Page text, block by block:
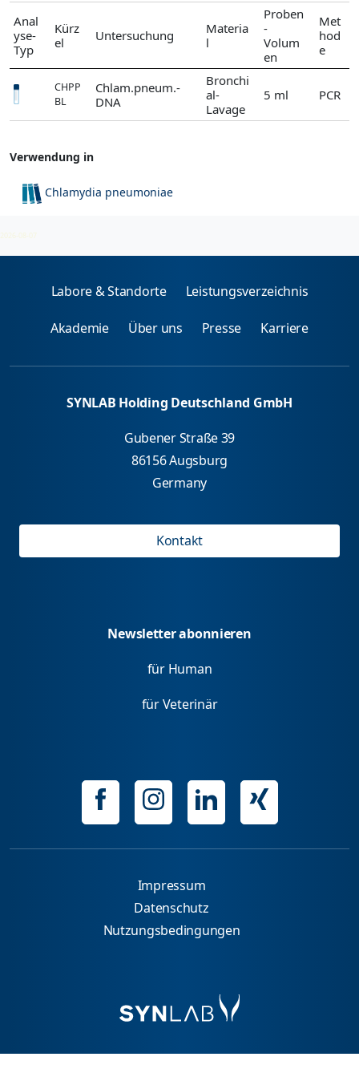
Anal
yse-
Typ
Kürz
el
Untersuchung
Materia
l
Proben
-
Volum
en
Met
hod
e
CHPP
BL
Chlam.pneum.-
DNA
Bronchi
al-
Lavage
5 ml PCR
Verwendung in
Chlamydia pneumoniae
2026-08-07
Labore & Standorte Leistungsverzeichnis
Akademie Über uns Presse Karriere
SYNLAB Holding Deutschland GmbH
Gubener Straße 39
86156 Augsburg
Germany
Kontakt
Newsletter abonnieren
für Human
für Veterinär
Impressum
Datenschutz
Nutzungsbedingungen